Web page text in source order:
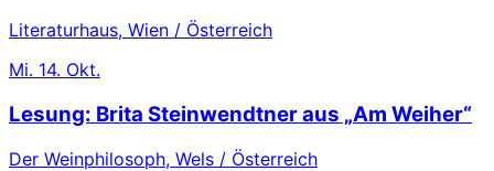
Literaturhaus, Wien / Österreich
Mi. 14. Okt.
Lesung: Brita Steinwendtner aus „Am Weiher“
Der Weinphilosoph, Wels / Österreich